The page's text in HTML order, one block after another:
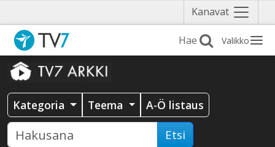
Kanavat Näytä
valikko
Valikko
Kategoria Teema A-Ö listaus
Etsi